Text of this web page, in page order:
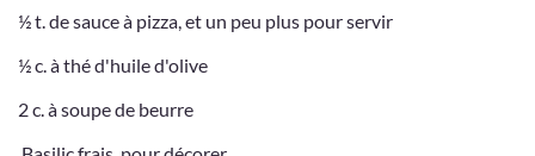
½ t. de sauce à pizza, et un peu plus pour servir
½ c. à thé d'huile d'olive
2 c. à soupe de beurre